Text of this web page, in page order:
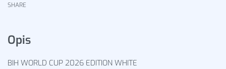
SHARE
Opis
BIH WORLD CUP 2026 EDITION WHITE